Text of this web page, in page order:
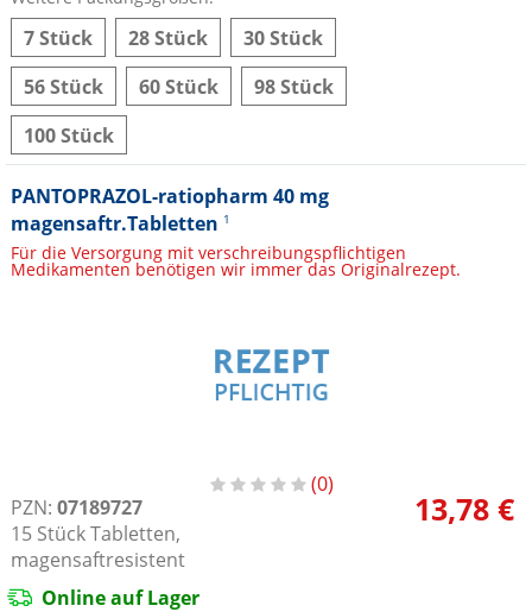
7 Stück 28 Stück
30 Stück
56 Stück
60 Stück
98 Stück
100 Stück
PANTOPRAZOL-ratiopharm 40 mg
magensaftr.Tabletten 1
Für die Versorgung mit verschreibungspflichtigen
Medikamenten benötigen wir immer das Originalrezept.
0
PZN: 07189727
15 Stück Tabletten,
magensaftresistent
13,78 €
Online auf Lager